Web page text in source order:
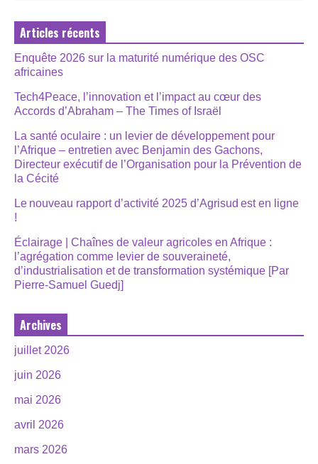
Articles récents
Enquête 2026 sur la maturité numérique des OSC
africaines
Tech4Peace, l’innovation et l’impact au cœur des
Accords d’Abraham – The Times of Israël
La santé oculaire : un levier de développement pour
l’Afrique – entretien avec Benjamin des Gachons,
Directeur exécutif de l’Organisation pour la Prévention de
la Cécité
Le nouveau rapport d’activité 2025 d’Agrisud est en ligne
!
Éclairage | Chaînes de valeur agricoles en Afrique :
l’agrégation comme levier de souveraineté,
d’industrialisation et de transformation systémique [Par
Pierre-Samuel Guedj]
Archives
juillet 2026
juin 2026
mai 2026
avril 2026
mars 2026